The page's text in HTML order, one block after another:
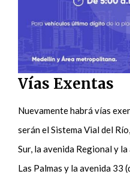
Vías Exentas
Nuevamente habrá vías
serán el Sistema Vial del
Sur, la avenida Regional y
Las Palmas y la avenida 33